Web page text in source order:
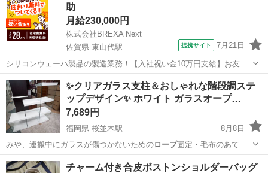
助
月給230,000円
株式会社BREXA Next
佐賀県 東山代駅
提携サイト 7月21日
シリコンウェーハ製品の製造業務！【入社祝い金10万円支給】お友達
やカップルとの応募OK◎年間休日129日＆休出なしでプライベート充
実♪業務はクリーンルームで快適作業◎自社正社員登用制度あり★1食
300円～の格安食堂あり！《佐...
佐賀 伊万里市 東山代駅 その他
✨クリアガラス支柱＆おしゃれな階段調ステ
ップデザイン✨ ホワイト ガラスオープ…
7,689円
福岡県 桜並木駅
8月8日
みや、運搬中にガラスが傷つかないためのロープ固定・毛布のあてが
いなどは当店専門スタ…
福岡 大野城市 桜並木駅 収納家具
チャーム付き合皮ボストンショルダーバッグ